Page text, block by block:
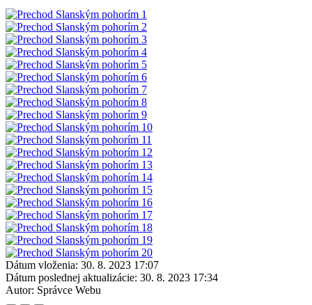
Dátum vloženia: 30. 8. 2023 17:07
Dátum poslednej aktualizácie: 30. 8. 2023 17:34
Autor: Správce Webu